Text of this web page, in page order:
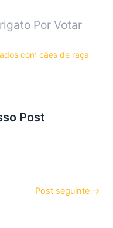
Por Votar
com cães de raça
Post
Post seguinte →